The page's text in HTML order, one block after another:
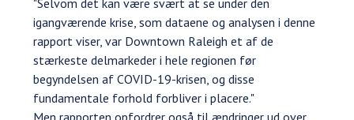
igangværende krise, som dataene og analysen i denne
rapport viser, var Downtown Raleigh et af de
stærkeste delmarkeder i hele regionen før
begyndelsen af COVID-19-krisen, og disse
fundamentale forhold forbliver i placere."
Men rapporten opfordrer også til ændringer ud over